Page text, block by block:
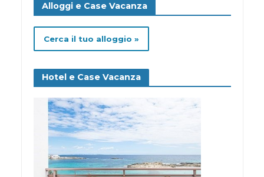
Alloggi e Case Vacanza
Cerca il tuo alloggio »
Hotel e Case Vacanza